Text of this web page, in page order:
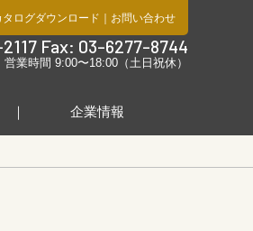
タログダウンロード ｜ お問い合わせ
Fax: 03-6277-8744
営業時間 9:00〜18:00（土日祝休）
企業情報